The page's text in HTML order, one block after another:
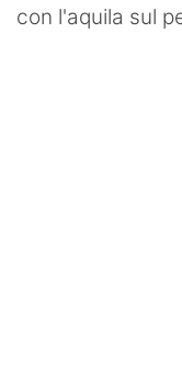
con l'aquila sul